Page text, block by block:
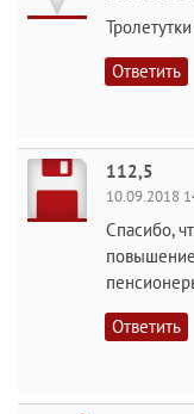
Ответить
112,5
10.09.2018
Спасибо,
Ответить